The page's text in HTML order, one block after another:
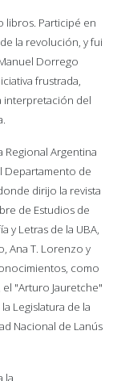
libros. Participé en
la revolución, y fui
Dorrego
frustrada,
interpretación del
Regional Argentina
Departamento de
dirijo la revista
de Estudios de
y Letras de la UBA,
Ana T. Lorenzo y
como
el "Arturo Jauretche"
Legislatura de la
Nacional de Lanús
la